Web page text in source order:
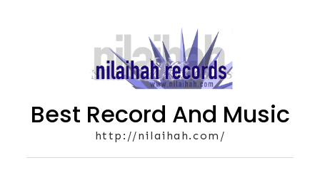
Best Record And Music
http://nilaihah.com/